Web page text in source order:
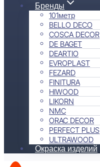
Бренды
101метр
BELLO DECO
COSCA DECOR
DE BAGET
DEARTIO
EVROPLAST
FEZARD
FINITURA
HIWOOD
LIKORN
NMC
ORAC DECOR
PERFECT PLUS
ULTRAWOOD
Окраска изделий